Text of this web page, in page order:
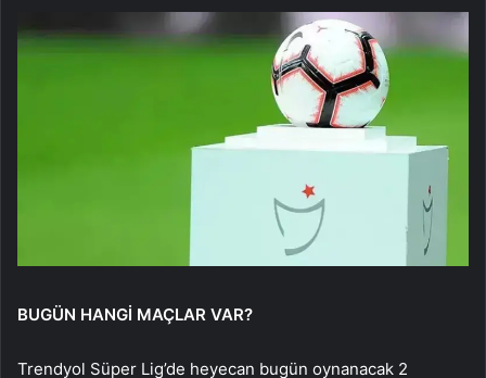
BUGÜN HANGİ MAÇLAR VAR?
Trendyol Süper Lig’de heyecan bugün oynanacak 2